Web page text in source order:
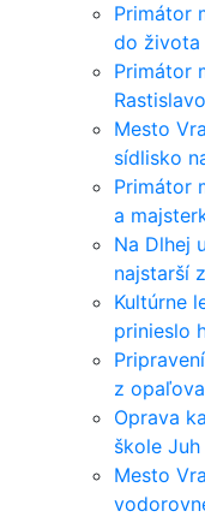
Primátor
do života
Primátor
Mesto
sídlisko
Primátor
a
Na Dlhej
najstarší
Kultúrne
prinieslo
z
Oprava
škole Juh
Mesto